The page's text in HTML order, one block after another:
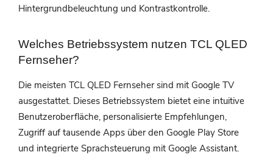
Hintergrundbeleuchtung und Kontrastkontrolle.
Welches Betriebssystem nutzen TCL QLED
Fernseher?
Die meisten TCL QLED Fernseher sind mit Google TV
ausgestattet. Dieses Betriebssystem bietet eine intuitive
Benutzeroberfläche, personalisierte Empfehlungen,
Zugriff auf tausende Apps über den Google Play Store
und integrierte Sprachsteuerung mit Google Assistant.